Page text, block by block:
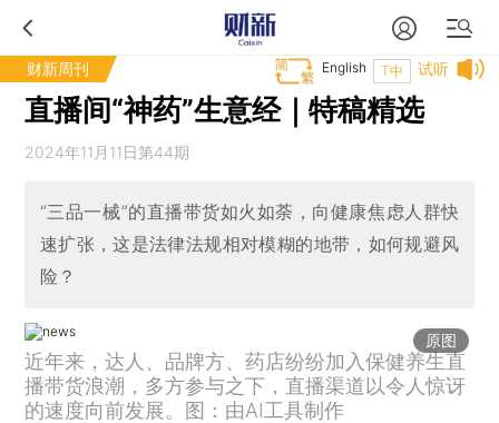
财新周刊 试听
T中
English
直播间“神药”生意经｜特稿精选
2024年11月11日第44期
“三品一械”的直播带货如火如荼，向健康焦虑人群快
速扩张，这是法律法规相对模糊的地带，如何规避风
险？
原图
近年来，达人、品牌方、药店纷纷加入保健养生直
播带货浪潮，多方参与之下，直播渠道以令人惊讶
的速度向前发展。图：由AI工具制作